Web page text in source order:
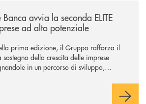
avvia la seconda ELITE
ad alto potenziale
prima edizione, il Gruppo rafforza il
della crescita delle imprese
in un percorso di sviluppo,